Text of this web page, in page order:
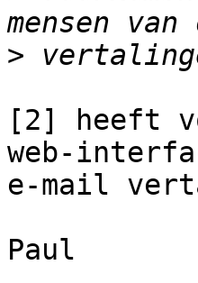
>
[2] heeft
web-
e-mail
Paul